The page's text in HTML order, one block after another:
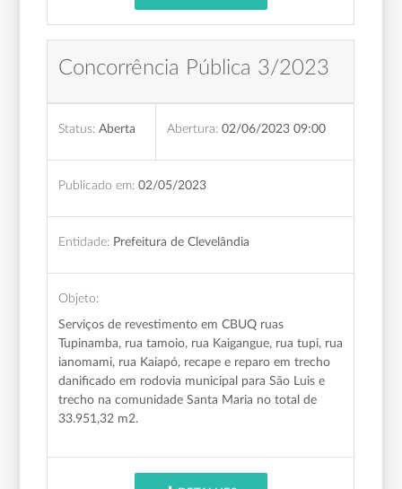
Concorrência Pública 3/2023
Status: Aberta Abertura: 02/06/2023 09:00
Publicado em: 02/05/2023
Entidade: Prefeitura de Clevelândia
Objeto:
Serviços de revestimento em CBUQ ruas
Tupinamba, rua tamoio, rua Kaigangue, rua tupi, rua
ianomami, rua Kaiapó, recape e reparo em trecho
danificado em rodovia municipal para São Luis e
trecho na comunidade Santa Maria no total de
33.951,32 m2.